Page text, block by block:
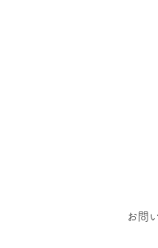
お問